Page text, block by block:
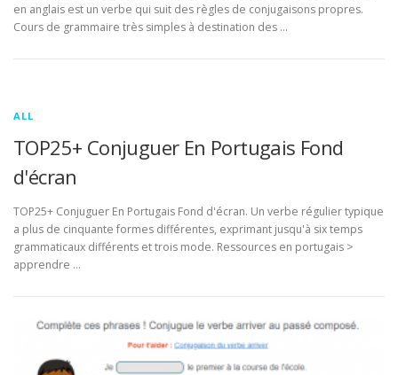
en anglais est un verbe qui suit des règles de conjugaisons propres.
Cours de grammaire très simples à destination des …
ALL
TOP25+ Conjuguer En Portugais Fond
d'écran
TOP25+ Conjuguer En Portugais Fond d'écran. Un verbe régulier typique
a plus de cinquante formes différentes, exprimant jusqu'à six temps
grammaticaux différents et trois mode. Ressources en portugais >
apprendre …